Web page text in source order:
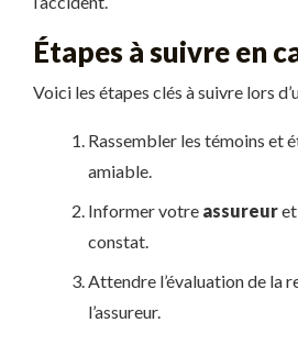
Étapes à suivre en
Voici les étapes clés à suivre lors
Rassembler les témoins et
amiable.
Informer votre assureuret
constat.
Attendre l’évaluation de la
l’assureur.